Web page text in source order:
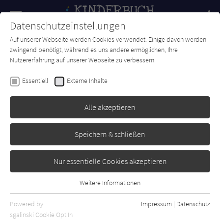
SUCHE Forum Charts Newsletter
Eoin McLaughlin
Der Gute-Nacht-Kuss
Erschienen: Juli 2023 Bibliogr. Angaben
Datenschutzeinstellungen
Auf unserer Webseite werden Cookies verwendet. Einige davon werden
zwingend benötigt, während es uns andere ermöglichen, Ihre
Nutzererfahrung auf unserer Webseite zu verbessern.
Essentiell Externe Inhalte
Alle akzeptieren
Speichern & schließen
Nur essentielle Cookies akzeptieren
Essentielle Cookies werden für grundlegende Funktionen der
Webseite benötigt. Dadurch ist gewährleistet, dass die Webseite
Weitere Informationen
Powered by
sgalinski Cookie Opt In
Impressum | Datenschutz